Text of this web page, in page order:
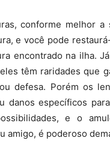
conforme melhor a
e você pode
encontrado na ilha.
têm raridades que
defesa. Porém os
danos específicos
e o
amigo, é poderoso